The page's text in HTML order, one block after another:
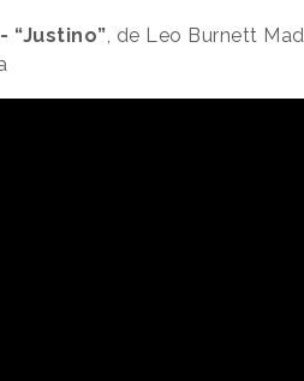
- “Justino” , de Leo Burnett